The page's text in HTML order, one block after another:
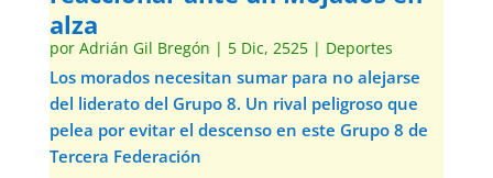
alza
por Adrián Gil Bregón | 5 Dic, 2525| Deportes
Los morados necesitan sumar para no alejarse
del liderato del Grupo 8. Un rival peligroso que
pelea por evitar el descenso en este Grupo 8 de
Tercera Federación